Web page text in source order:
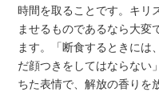
時間を取ることです。キリ
ませるものであるなら大変
ます。「断食するときには
だ顔つきをしてはならない
ちた表情で、解放の香り